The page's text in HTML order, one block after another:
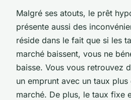
Malgré ses atouts, le prêt
présente aussi des
réside dans le fait que si les
marché baissent, vous ne
baisse. Vous vous retrouvez
un emprunt avec un taux
marché. De plus, le taux fixe